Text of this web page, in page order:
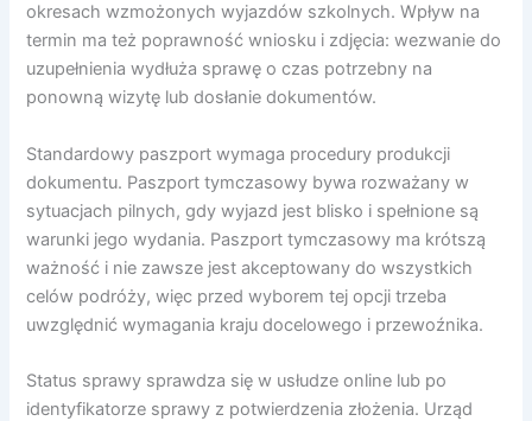
okresach wzmożonych wyjazdów szkolnych. Wpływ na
termin ma też poprawność wniosku i zdjęcia: wezwanie do
uzupełnienia wydłuża sprawę o czas potrzebny na
ponowną wizytę lub dosłanie dokumentów.
Standardowy paszport wymaga procedury produkcji
dokumentu. Paszport tymczasowy bywa rozważany w
sytuacjach pilnych, gdy wyjazd jest blisko i spełnione są
warunki jego wydania. Paszport tymczasowy ma krótszą
ważność i nie zawsze jest akceptowany do wszystkich
celów podróży, więc przed wyborem tej opcji trzeba
uwzględnić wymagania kraju docelowego i przewoźnika.
Status sprawy sprawdza się w usłudze online lub po
identyfikatorze sprawy z potwierdzenia złożenia. Urząd